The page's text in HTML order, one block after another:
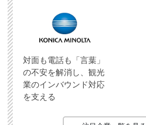
対面も電話も「言葉」
の不安を解消し、観光
業のインバウンド対応
を支える